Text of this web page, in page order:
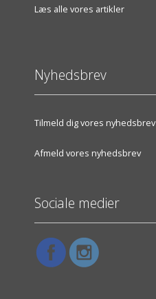
Læs alle vores artikler
Nyhedsbrev
Tilmeld dig vores nyhedsbrev
Afmeld vores nyhedsbrev
Sociale medier